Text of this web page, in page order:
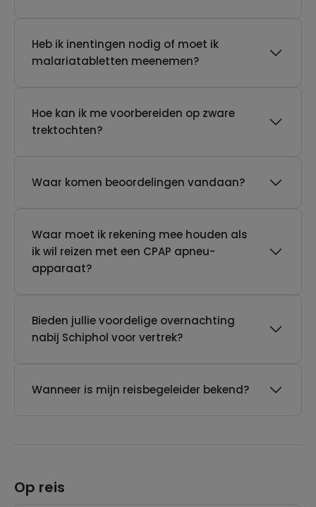
Heb ik inentingen nodig of moet ik
malariatabletten meenemen?
Hoe kan ik me voorbereiden op zware
trektochten?
Waar komen beoordelingen vandaan?
Waar moet ik rekening mee houden als
ik wil reizen met een CPAP apneu-
apparaat?
Bieden jullie voordelige overnachting
nabij Schiphol voor vertrek?
Wanneer is mijn reisbegeleider bekend?
Op reis